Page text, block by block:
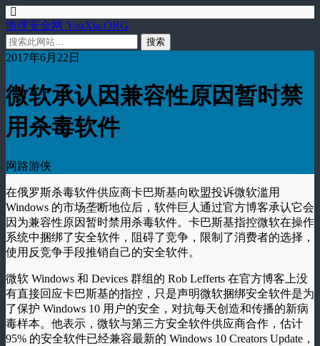
游侠安全网 YouXia.ORG
2017年6月22日
微软承认因兼容性原因暂时禁
用杀毒软件
网路游侠
在俄罗斯杀毒软件供应商卡巴斯基向欧盟投诉微软滥用
Windows 的市场垄断地位后，软件巨人通过官方博客承认它会
因为兼容性原因暂时禁用杀毒软件。卡巴斯基指控微软在操作
系统中捆绑了安全软件，阻碍了竞争，限制了消费者的选择，
使用反竞争手段推销自己的安全软件。
微软 Windows 和 Devices 群组的 Rob Lefferts 在官方博客上没
有直接回应卡巴斯基的指控，只是声明微软捆绑安全软件是为
了保护 Windows 10 用户的安全，对抗每天创造和传播的新病
毒样本。他表示，微软与第三方安全软件供应商合作，估计
95% 的安全软件已经兼容最新的 Windows 10 Creators Update，